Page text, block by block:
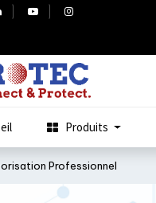
Produits
Professionnel